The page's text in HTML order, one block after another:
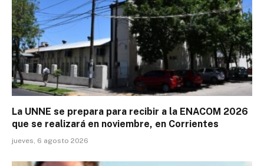
La UNNE se prepara para recibir a la ENACOM 2026
que se realizará en noviembre, en Corrientes
jueves, 6 agosto 2026